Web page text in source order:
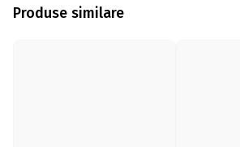
Produse similare